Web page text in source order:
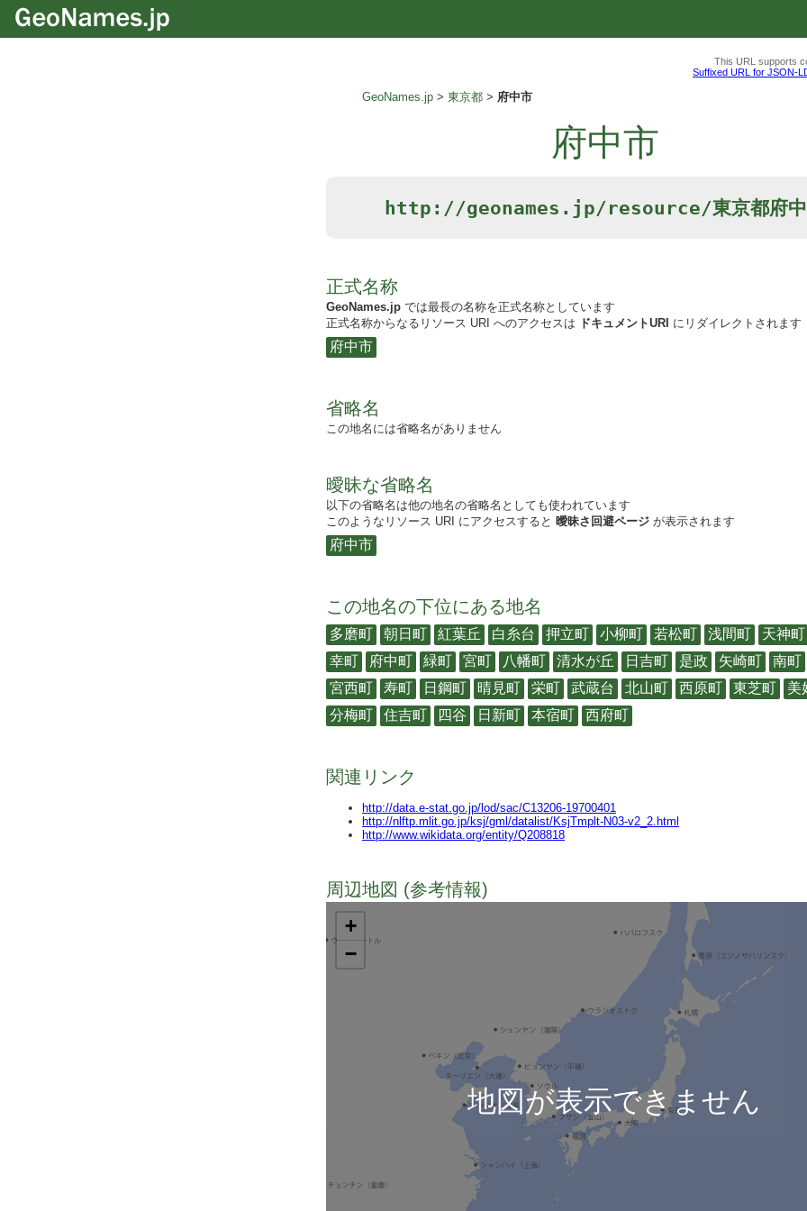
This URL supports
Suffixed URL for JSON-
GeoNames.jp 東京都 府中市
府中市
http://geonames.jp/resource/東京都府中
正式名称
GeoNames.jp では最長の名称を正式名称としています
正式名称からなるリソース URI へのアクセスは ドキュメントURI にリダイレクトされます
府中市
省略名
この地名には省略名がありません
曖昧な省略名
以下の省略名は他の地名の省略名としても使われています
このようなリソース URI にアクセスすると 曖昧さ回避ページ が表示されます
府中市
この地名の下位にある地名
多磨町 朝日町 紅葉丘 白糸台 押立町 小柳町 若松町 浅間町 天神町
幸町
府中町 緑町 宮町 八幡町 清水が丘 日吉町 是政 矢崎町 南町
宮西町
寿町 日鋼町 晴見町 栄町 武蔵台 北山町 西原町 東芝町
美
分梅町
住吉町 四谷 日新町 本宿町 西府町
関連リンク
http://data.e-stat.go.jp/lod/sac/C13206-19700401
http://nlftp.mlit.go.jp/ksj/gml/datalist/KsjTmplt-N03-v2_2.html
http://www.wikidata.org/entity/Q208818
周辺地図 (参考情報)
+
−
地図が表示できません